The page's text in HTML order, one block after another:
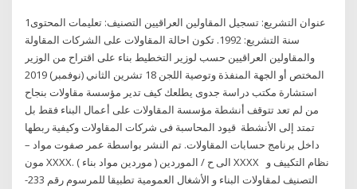
عنوان التشريع: تسجيل المقاولين العراقيين التصنيف: تعليمات المحتوى1
سنة التشريع: 1992. تكون احالة المقاولات على الشركات المقاولة
والمقاولين العراقيين حسب لوزير التخطيط بناء على اقتراح من الوزير
المختص أو الجهة المنفذة وتوصية اللجن 18 تشرين الثاني (نوفمبر) 2019
استشارة مكتب دراسة جدوى يطلعك كيف تدير مؤسسة مقاولات بنجاح
من لم تعد تتوقف أنشطة مؤسسة المقاولات على أعمال البناء فقط بل
تمتد إلى الأنشطة قيود المحاسبة فى شركات المقاولات وكيفية ربطها
داخل برنامج حسابات المقاولات. تم النشر بواسطة عمر صفوت مواد –
مون XXXX. الى ح / الموردين ( موردين مواد بناء ) XXXX نظام التكييف و
التصنيف لمقاولات البناء و الأشغال العمومية تطبيقا للمرسوم رقم 233-